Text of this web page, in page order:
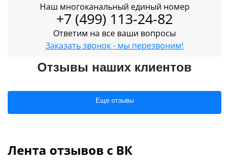
Наш многоканальный единый номер
+7 (499) 113-24-82
Ответим на все ваши вопросы
Заказать звонок - мы перезвоним!
Отзывы наших клиентов
Еще отзывы
Лента отзывов с ВК